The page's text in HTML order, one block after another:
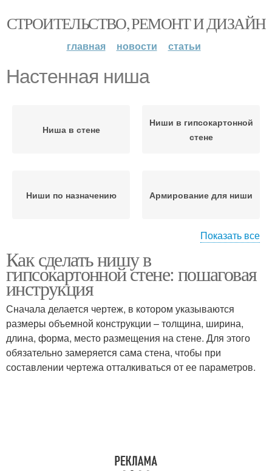
СТРОИТЕЛЬСТВО, РЕМОНТ И ДИЗАЙН
главная новости статьи
Настенная ниша
Ниша в стене
Ниши в гипсокартонной
стене
Ниши по назначению Армирование для ниши
Настенные полки
Показать все
Как сделать нишу в
гипсокартонной стене: пошаговая
инструкция
Сначала делается чертеж, в котором указываются
размеры объемной конструкции – толщина, ширина,
длина, форма, место размещения на стене. Для этого
обязательно замеряется сама стена, чтобы при
составлении чертежа отталкиваться от ее параметров.